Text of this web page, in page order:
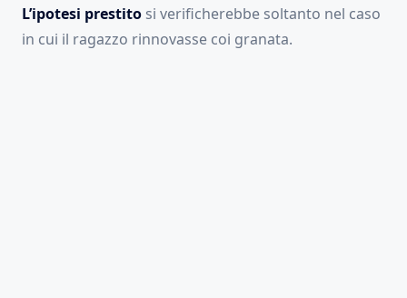
L’ipotesi prestito si verificherebbe soltanto nel caso
in cui il ragazzo rinnovasse coi granata.